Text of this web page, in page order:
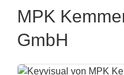
MPK
GmbH